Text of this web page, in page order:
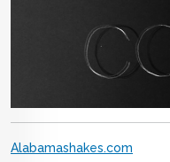
Alabamashakes.com